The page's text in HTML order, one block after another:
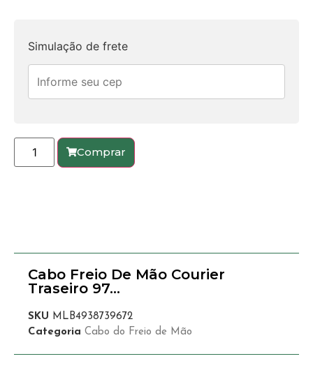
Simulação de frete
Comprar
Cabo Freio De Mão Courier
Traseiro 97…
SKU MLB4938739672
Categoria Cabo do Freio de Mão